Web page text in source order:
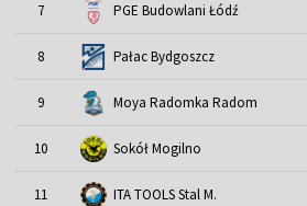
7 PGE Budowlani Łódź
8 Pałac Bydgoszcz
9 Moya Radomka Radom
10 Sokół Mogilno
11 ITA TOOLS Stal M.